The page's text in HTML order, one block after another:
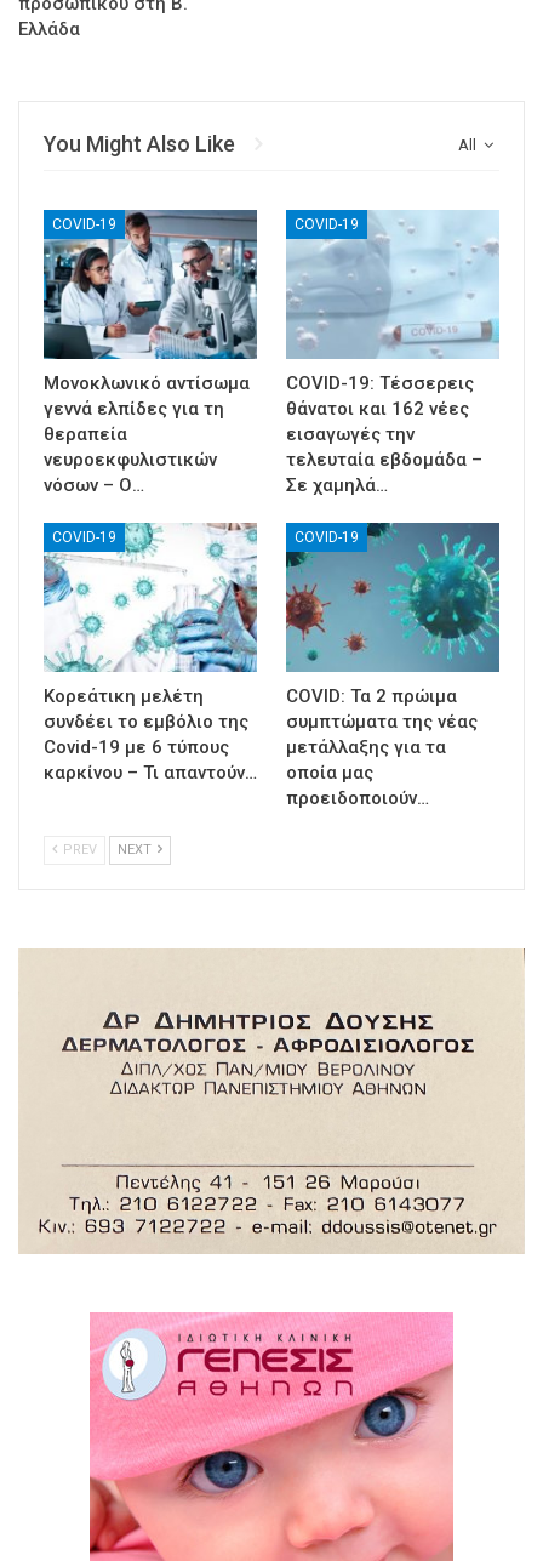
Ελλάδα
All
You Might Also Like
COVID-19
Μονοκλωνικό αντίσωμα
γεννά ελπίδες για τη
θεραπεία
νευροεκφυλιστικών
νόσων – Ο…
COVID-19
COVID-19: Τέσσερεις
θάνατοι και 162 νέες
εισαγωγές την
τελευταία εβδομάδα –
Σε χαμηλά…
COVID-19
Κορεάτικη μελέτη
συνδέει το εμβόλιο της
Covid-19 με 6 τύπους
καρκίνου – Τι απαντούν…
COVID-19
COVID: Τα 2 πρώιμα
συμπτώματα της νέας
μετάλλαξης για τα
οποία μας
προειδοποιούν…
PREV NEXT